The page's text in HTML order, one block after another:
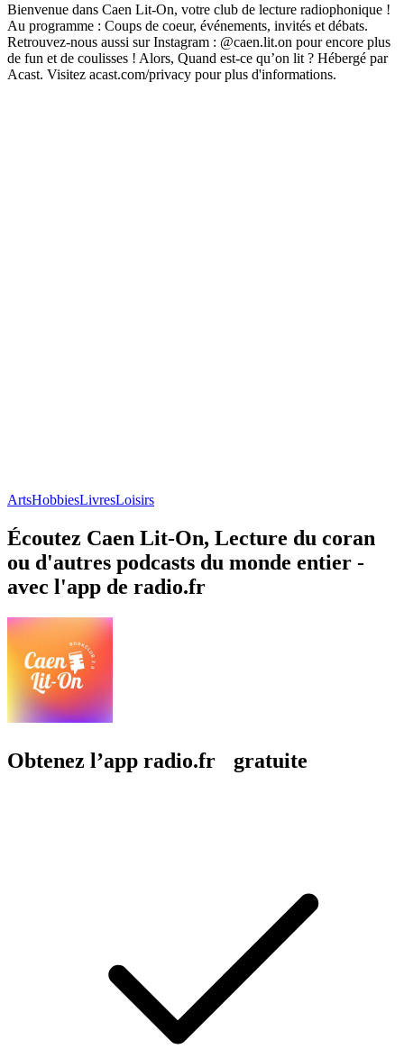
Bienvenue dans Caen Lit-On, votre club de lecture radiophonique !
Au programme : Coups de coeur, événements, invités et débats.
Retrouvez-nous aussi sur Instagram : @caen.lit.on pour encore plus
de fun et de coulisses ! Alors, Quand est-ce qu’on lit ? Hébergé par
Acast. Visitez acast.com/privacy pour plus d'informations.
ArtsHobbiesLivresLoisirs
Écoutez Caen Lit-On, Lecture du coran
ou d'autres podcasts du monde entier -
avec l'app de radio.fr
Obtenez l’app radio.fr gratuite